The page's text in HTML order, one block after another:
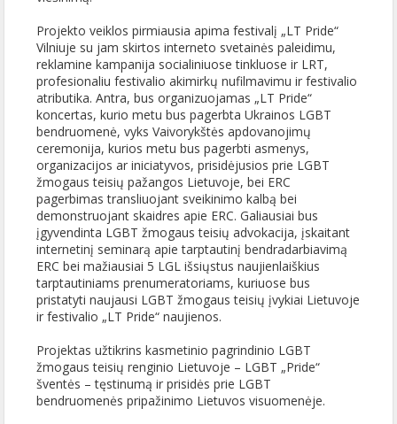
Projekto veiklos pirmiausia apima festivalį „LT Pride“
Vilniuje su jam skirtos interneto svetainės paleidimu,
reklamine kampanija socialiniuose tinkluose ir LRT,
profesionaliu festivalio akimirkų nufilmavimu ir festivalio
atributika. Antra, bus organizuojamas „LT Pride“
koncertas, kurio metu bus pagerbta Ukrainos LGBT
bendruomenė, vyks Vaivorykštės apdovanojimų
ceremonija, kurios metu bus pagerbti asmenys,
organizacijos ar iniciatyvos, prisidėjusios prie LGBT
žmogaus teisių pažangos Lietuvoje, bei ERC
pagerbimas transliuojant sveikinimo kalbą bei
demonstruojant skaidres apie ERC. Galiausiai bus
įgyvendinta LGBT žmogaus teisių advokacija, įskaitant
internetinį seminarą apie tarptautinį bendradarbiavimą
ERC bei mažiausiai 5 LGL išsiųstus naujienlaiškius
tarptautiniams prenumeratoriams, kuriuose bus
pristatyti naujausi LGBT žmogaus teisių įvykiai Lietuvoje
ir festivalio „LT Pride“ naujienos.
Projektas užtikrins kasmetinio pagrindinio LGBT
žmogaus teisių renginio Lietuvoje – LGBT „Pride“
šventės – tęstinumą ir prisidės prie LGBT
bendruomenės pripažinimo Lietuvos visuomenėje.